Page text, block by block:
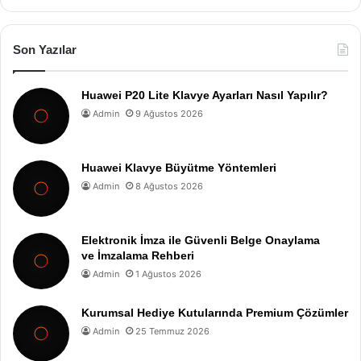
Son Yazılar
Huawei P20 Lite Klavye Ayarları Nasıl Yapılır?
Admin 9 Ağustos 2026
Huawei Klavye Büyütme Yöntemleri
Admin 8 Ağustos 2026
Elektronik İmza ile Güvenli Belge Onaylama
ve İmzalama Rehberi
Admin 1 Ağustos 2026
Kurumsal Hediye Kutularında Premium Çözümler
Admin 25 Temmuz 2026